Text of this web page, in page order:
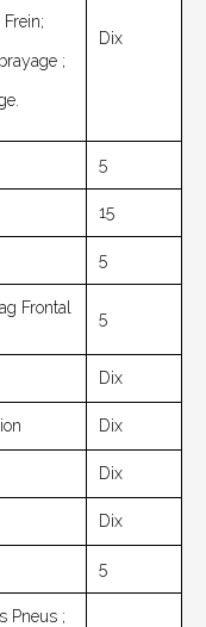
;
Dix
5
15
5
Frontal
5
Dix
Dix
Dix
Dix
5
Pneus ;